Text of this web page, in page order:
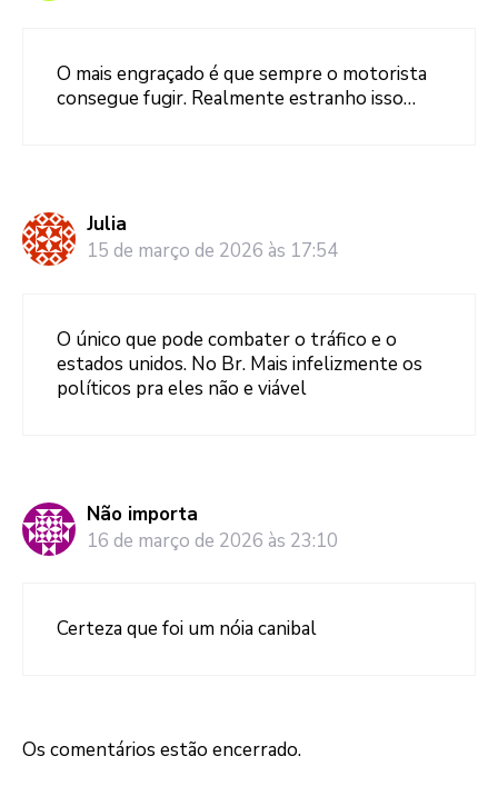
O mais engraçado é que sempre o motorista
consegue fugir. Realmente estranho isso…
Julia
15 de março de 2026 às 17:54
O único que pode combater o tráfico e o
estados unidos. No Br. Mais infelizmente os
políticos pra eles não e viável
Não importa
16 de março de 2026 às 23:10
Certeza que foi um nóia canibal
Os comentários estão encerrado.